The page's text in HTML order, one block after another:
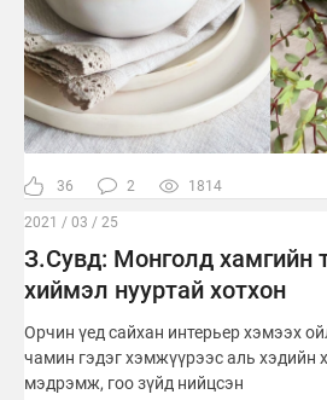
36 2 1814
2021 / 03 / 25
З.Сувд: Монголд хамгийн
хиймэл нууртай хотхон
Орчин үед сайхан интерьер хэмээх
чамин гэдэг хэмжүүрээс аль хэдийн
мэдрэмж, гоо зүйд нийцсэн